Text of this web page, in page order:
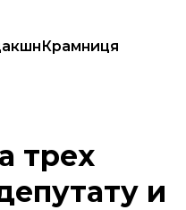
Крамниця
трех
и